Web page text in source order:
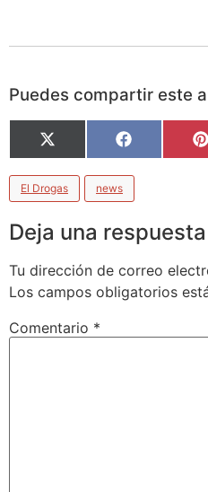
Puedes compartir este
X
(Twitter)
Facebook
El Drogas news
Deja una respuesta
Tu dirección de correo
Los campos obligatorios
Comentario *